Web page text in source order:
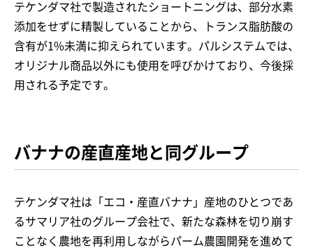
テケンダマ社で製造されたショートニングは、部分水素
添加をせずに精製していることから、トランス脂肪酸の
含有が1%未満に抑えられています。パルシステムでは、
オリジナル商品以外にも使用を呼びかけており、今後採
用される予定です。
バナナの産直産地と同グループ
テケンダマ社は「エコ・産直バナナ」産地のひとつであ
るサマリア社のグループ会社で、新たな森林を切り崩す
ことなく農地を再利用しながらパーム農園開発を進めて